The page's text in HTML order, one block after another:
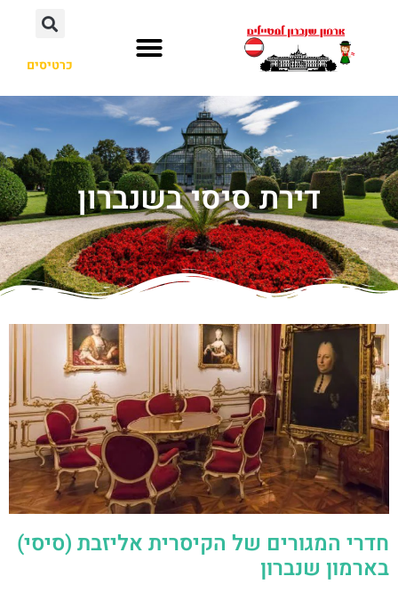
כרטיסים
דירת סיסי בשנברון
חדרי המגורים של הקיסרית אליזבת (סיסי)
בארמון שנברון